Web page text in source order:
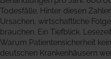
Todesfälle. Hinter diesen
Ursachen, wirtschaftliche
brauchen. Ein Tiefblick.
Warum Patientensicherheit
deutschen Krankenhäusern